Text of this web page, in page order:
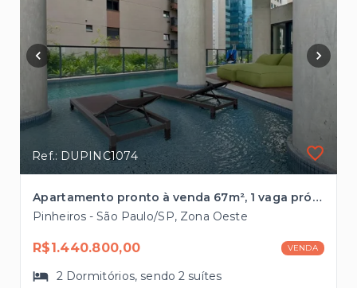
Ref.: DUPINC1074
Apartamento pronto à venda 67m², 1 vaga próximo ao Metrô Faria Lima
Pinheiros - São Paulo/SP, Zona Oeste
R$1.440.800,00 VENDA
2 Dormitórios, sendo2 suítes